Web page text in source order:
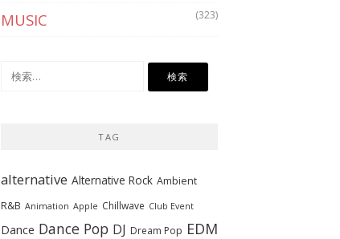
MUSIC (323)
検
TAG
alternative Alternative Rock Ambient
R&B Animation Apple Chillwave Club Event
Dance Dance Pop DJ Dream Pop EDM